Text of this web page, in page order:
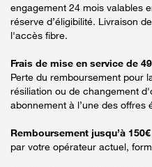
engagement 24 mois valables
réserve d’éligibilité. Livraison
l'accès fibre.
Frais de mise en service de
Perte du remboursement pour
résiliation ou de changement
abonnement à l’une des offres
Remboursement jusqu’à 150€
par votre opérateur actuel,